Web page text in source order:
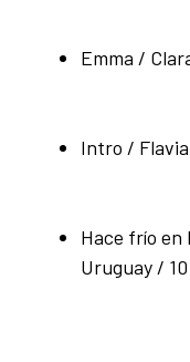
Emma /
Intro /
Hace frío
Uruguay /